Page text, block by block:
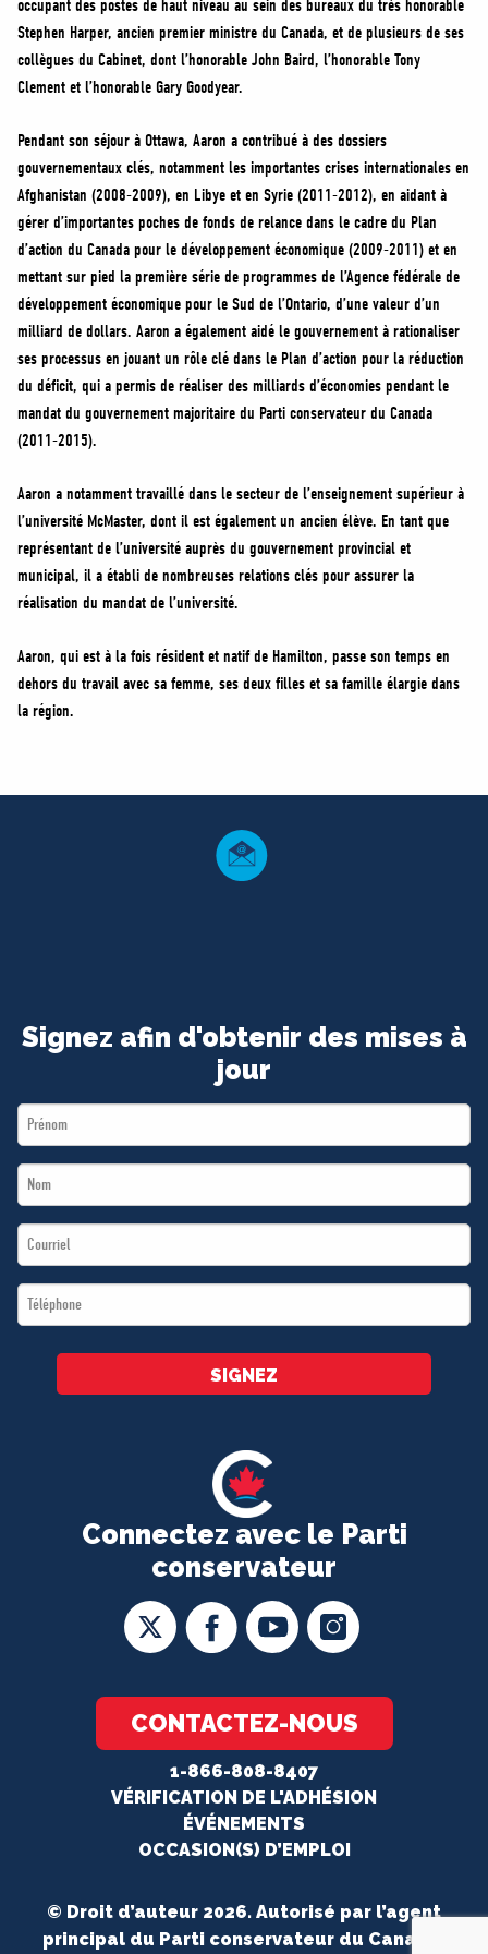
MÉDIAS
BÉNÉVOLE
ADHÉREZ
BOUTIQUE
occupant des postes de haut niveau au sein des bureaux du très honorable
Stephen Harper, ancien premier ministre du Canada, et de plusieurs de ses
collègues du Cabinet, dont l’honorable John Baird, l’honorable Tony
Clement et l’honorable Gary Goodyear.
Pendant son séjour à Ottawa, Aaron a contribué à des dossiers
gouvernementaux clés, notamment les importantes crises internationales en
Afghanistan (2008-2009), en Libye et en Syrie (2011-2012), en aidant à
gérer d’importantes poches de fonds de relance dans le cadre du Plan
d’action du Canada pour le développement économique (2009-2011) et en
mettant sur pied la première série de programmes de l’Agence fédérale de
développement économique pour le Sud de l’Ontario, d’une valeur d’un
milliard de dollars. Aaron a également aidé le gouvernement à rationaliser
ses processus en jouant un rôle clé dans le Plan d’action pour la réduction
du déficit, qui a permis de réaliser des milliards d’économies pendant le
mandat du gouvernement majoritaire du Parti conservateur du Canada
(2011-2015).
Aaron a notamment travaillé dans le secteur de l’enseignement supérieur à
l’université McMaster, dont il est également un ancien élève. En tant que
représentant de l’université auprès du gouvernement provincial et
municipal, il a établi de nombreuses relations clés pour assurer la
réalisation du mandat de l’université.
Aaron, qui est à la fois résident et natif de Hamilton, passe son temps en
dehors du travail avec sa femme, ses deux filles et sa famille élargie dans
la région.
Connectez avec le Parti
conservateur
CONTACTEZ-NOUS
1-866-808-8407
VÉRIFICATION DE L'ADHÉSION
ÉVÉNEMENTS
OCCASION(S) D’EMPLOI
Signez afin d'obtenir des mises à
jour
First
Name
Last
Name
Email
*
Téléphone
*
SIGNEZ
© Droit d’auteur 2026. Autorisé par l’agent
principal du Parti conservateur du Canada.